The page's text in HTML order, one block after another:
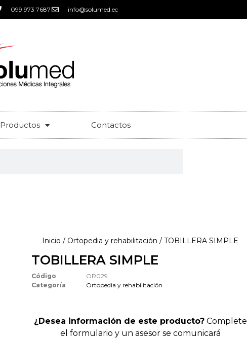
099 973 7687 info@solumed.ec
Productos Contactos
Inicio / Ortopedia y rehabilitación / TOBILLERA SIMPLE
TOBILLERA SIMPLE
Código
OR029
Categoría
Ortopedia y rehabilitación
¿Desea información de este producto?Complete
el formulario y un asesor se comunicará